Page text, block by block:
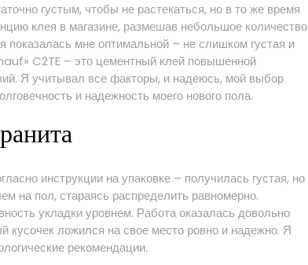
густым, чтобы не растекаться, но в то же время
клея в магазине, размешав небольшое количество
показалась мне оптимальной – не слишком густая и
C2TE – это цементный клей повышенной
Я учитывал все факторы, и надеюсь, мой выбор
и надежность моего нового пола.
инструкции на упаковке – получилась густая, но
на пол, стараясь распределить равномерно.
укладки уровнем. Работа оказалась довольно
кусочек ложился на свое место ровно и надежно. Я
рекомендации.